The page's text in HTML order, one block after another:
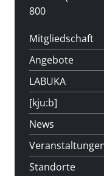
800
Mitgliedschaft
Angebote
LABUKA
[kju:b]
News
Standorte